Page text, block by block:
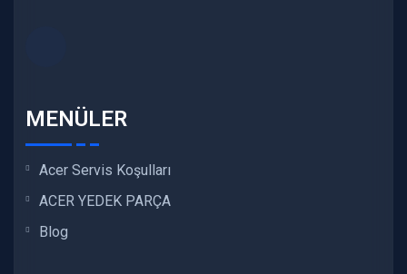
MENÜLER
Acer Servis Koşulları
ACER YEDEK PARÇA
Blog